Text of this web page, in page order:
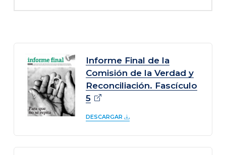
Informe Final de la
Comisión de la Verdad y
Reconciliación. Fascículo
5
DESCARGAR